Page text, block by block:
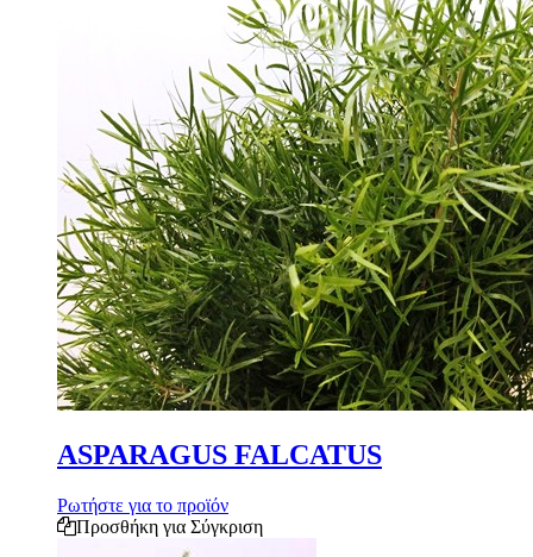
ASPARAGUS FALCATUS
Ρωτήστε για το προϊόν
Προσθήκη για Σύγκριση